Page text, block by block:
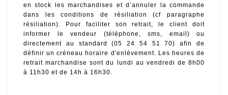
en stock les marchandises et d’annuler la commande
dans les conditions de résiliation (cf paragraphe
résiliation). Pour faciliter son retrait, le client doit
informer le vendeur (téléphone, sms, email) ou
directement au standard (05 24 54 51 70) afin de
définir un créneau horaire d'enlèvement. Les heures de
retrait marchandise sont du lundi au vendredi de 8h00
à 11h30 et de 14h à 16h30.